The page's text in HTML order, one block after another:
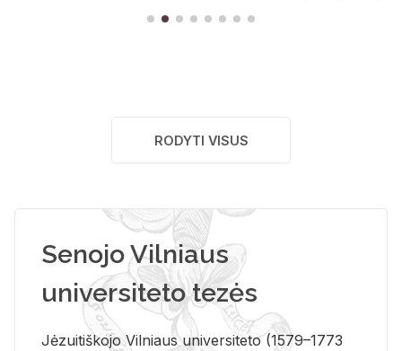
RODYTI VISUS
Senojo Vilniaus
universiteto tezės
Jėzuitiškojo Vilniaus universiteto (1579–1773